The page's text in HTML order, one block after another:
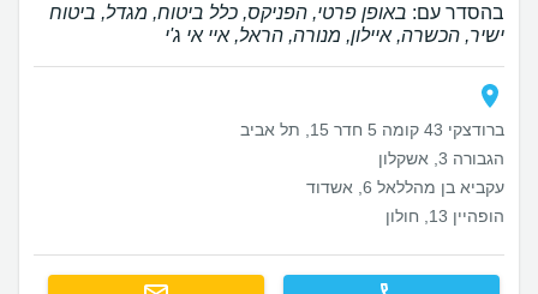
בהסדר עם: באופן פרטי, הפניקס, כלל ביטוח, מגדל, ביטוח
ישיר, הכשרה, איילון, מנורה, הראל, איי אי ג'י
ברודצקי 43 קומה 5 חדר 15, תל אביב
הגבורה 3, אשקלון
עקביא בן מהללאל 6, אשדוד
הופהיין 13, חולון